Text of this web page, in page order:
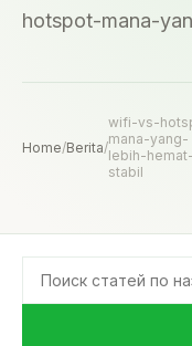
hotspot-mana-
Home/Berita/
wifi-vs-
mana-yang-
lebih-
stabil